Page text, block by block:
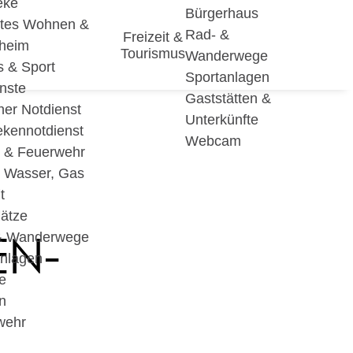
Wohnen &
& Sport
Notdienst
& Feuerwehr
Wasser, Gas
Wanderwege
Freizeit &
Tourismus
Bürgerhaus
Rad- &
Wanderwege
Sportanlagen
Gaststätten &
Unterkünfte
Webcam